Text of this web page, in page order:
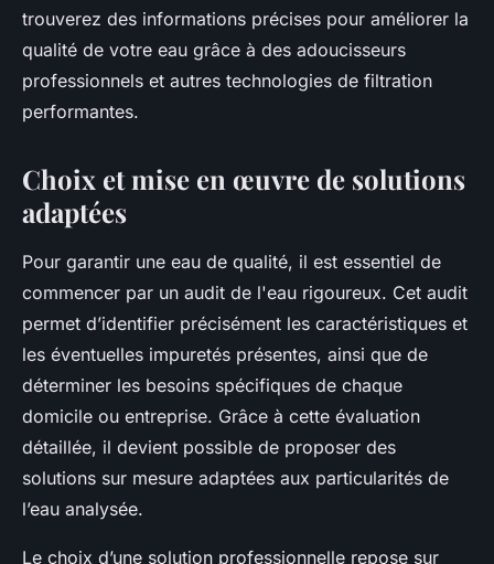
trouverez des informations précises pour améliorer la
qualité de votre eau grâce à des adoucisseurs
professionnels et autres technologies de filtration
performantes.
Choix et mise en œuvre de solutions
adaptées
Pour garantir une eau de qualité, il est essentiel de
commencer par un audit de l'eau rigoureux. Cet audit
permet d’identifier précisément les caractéristiques et
les éventuelles impuretés présentes, ainsi que de
déterminer les besoins spécifiques de chaque
domicile ou entreprise. Grâce à cette évaluation
détaillée, il devient possible de proposer des
solutions sur mesure adaptées aux particularités de
l’eau analysée.
Le choix d’une solution professionnelle repose sur